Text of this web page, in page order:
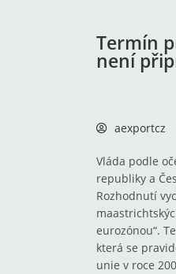
Termín
není
aexportcz
Vláda podle
republiky a
Rozhodnutí
eurozónou“.
která se
unie v roce